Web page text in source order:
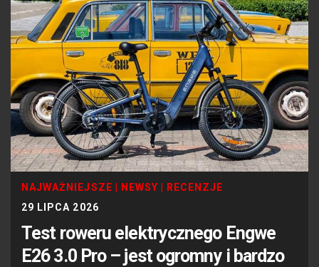
NAJWAŻNIEJSZE NEWSY
RECENZJE
29 LIPCA 2026
Test roweru elektrycznego Engwe
E26 3.0 Pro – jest ogromny i bardzo